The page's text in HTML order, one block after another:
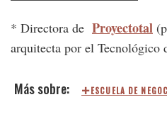
* Directora de Proyectotal
arquitecta por el Tecnológico
ESCUELA DE